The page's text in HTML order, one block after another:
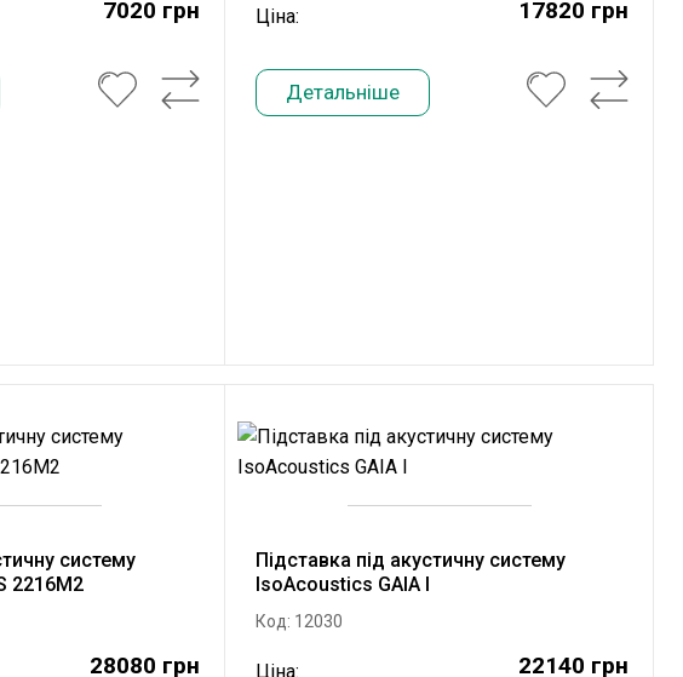
7020 грн Ціна: 17820 грн
Детальніше
систему
2216M2
28080 грн
Підставка під акустичну систему
IsoAcoustics GAIA I
Код: 12030
Ціна: 22140 грн